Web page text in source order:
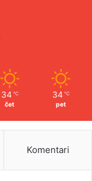
34 ℃
čet
34 ℃
pet
Komentari